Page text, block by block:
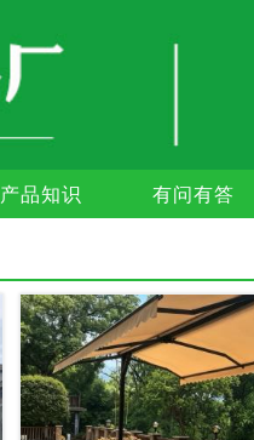
产品知识 有问有答